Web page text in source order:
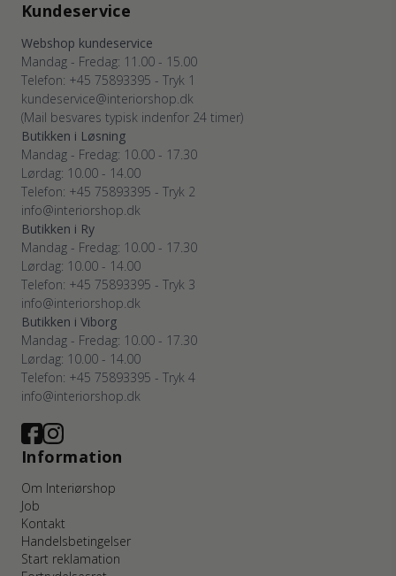
Kundeservice
Webshop kundeservice
Mandag - Fredag: 11.00 - 15.00
Telefon: +45 75893395 - Tryk 1
kundeservice@interiorshop.dk
(Mail besvares typisk indenfor 24 timer)
Butikken i Løsning
Mandag - Fredag: 10.00 - 17.30
Lørdag: 10.00 - 14.00
Telefon: +45 75893395 - Tryk 2
info@interiorshop.dk
Butikken i Ry
Mandag - Fredag: 10.00 - 17.30
Lørdag: 10.00 - 14.00
Telefon: +45 75893395 - Tryk 3
info@interiorshop.dk
Butikken i Viborg
Mandag - Fredag: 10.00 - 17.30
Lørdag: 10.00 - 14.00
Telefon: +45 75893395 - Tryk 4
info@interiorshop.dk
Information
Om Interiørshop
Job
Kontakt
Handelsbetingelser
Start reklamation